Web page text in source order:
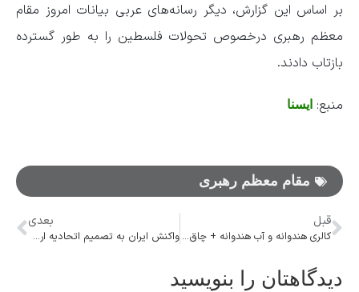
بر اساس این گزارش، دیگر رسانه‌های عربی بیانات امروز مقام
معظم رهبری درخصوص تحولات فلسطین را به طور گسترده
بازتاب دادند.
منبع: ایسنا
مقام معظم رهبری
قبل
کالری هندوانه و آب هندوانه + چاق یا لاغر کننده بودن هندوانه
بعدی
واکنش ایران به تصمیم اتحادیه اروپا در عدم اجرای تعهدات برجامی
دیدگاهتان را بنویسید